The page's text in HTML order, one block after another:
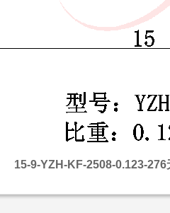
15-9-YZH-KF-2508-0.123-276